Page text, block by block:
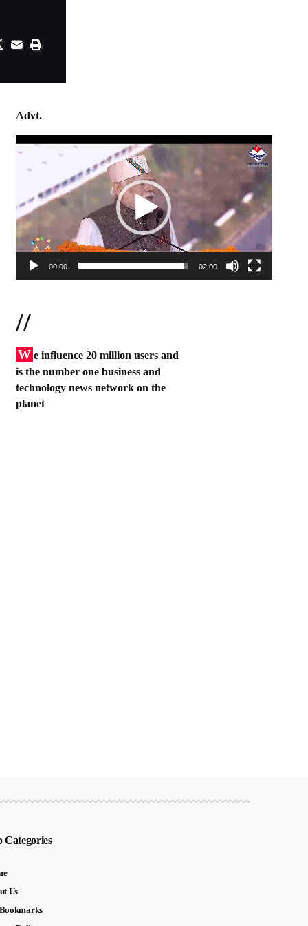
Advt.
Video
00:00 02:00
//
W e influence 20 million users and
is the number one business and
technology news network on the
planet
Categories
Us